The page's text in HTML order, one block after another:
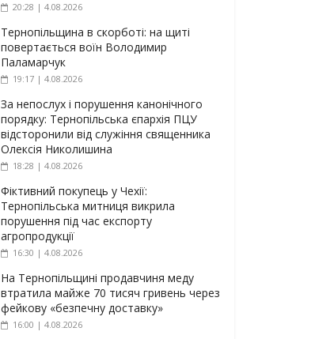
20:28 | 4.08.2026
Тернопільщина в скорботі: на щиті
повертається воїн Володимир
Паламарчук
19:17 | 4.08.2026
За непослух і порушення канонічного
порядку: Тернопільська єпархія ПЦУ
відсторонили від служіння священника
Олексія Николишина
18:28 | 4.08.2026
Фіктивний покупець у Чехії:
Тернопільська митниця викрила
порушення під час експорту
агропродукції
16:30 | 4.08.2026
На Тернопільщині продавчиня меду
втратила майже 70 тисяч гривень через
фейкову «безпечну доставку»
16:00 | 4.08.2026